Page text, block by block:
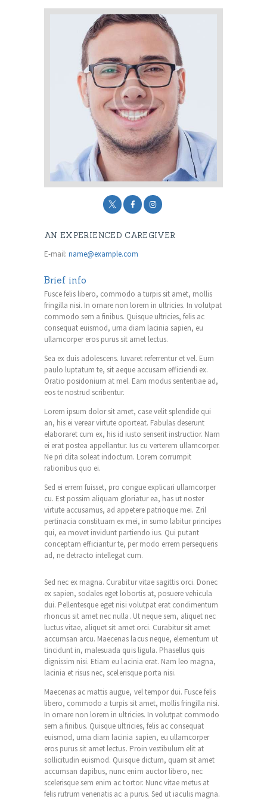
AN EXPERIENCED CAREGIVER
E-mail:name@example.com
Brief info
Fusce felis libero, commodo a turpis sit amet, mollis
fringilla nisi. In ornare non lorem in ultricies. In volutpat
commodo sem a finibus. Quisque ultricies, felis ac
consequat euismod, urna diam lacinia sapien, eu
ullamcorper eros purus sit amet lectus.
Sea ex duis adolescens. Iuvaret referrentur et vel. Eum
paulo luptatum te, sit aeque accusam efficiendi ex.
Oratio posidonium at mel. Eam modus sententiae ad,
eos te nostrud scribentur.
Lorem ipsum dolor sit amet, case velit splendide qui
an, his ei verear virtute oporteat. Fabulas deserunt
elaboraret cum ex, his id iusto senserit instructior. Nam
ei erat postea appellantur. Ius cu verterem ullamcorper.
Ne pri clita soleat indoctum. Lorem corrumpit
rationibus quo ei.
Sed ei errem fuisset, pro congue explicari ullamcorper
cu. Est possim aliquam gloriatur ea, has ut noster
virtute accusamus, ad appetere patrioque mei. Zril
pertinacia constituam ex mei, in sumo labitur principes
qui, ea movet invidunt partiendo ius. Qui putant
conceptam efficiantur te, per modo errem persequeris
ad, ne detracto intellegat cum.
Sed nec ex magna. Curabitur vitae sagittis orci. Donec
ex sapien, sodales eget lobortis at, posuere vehicula
dui. Pellentesque eget nisi volutpat erat condimentum
rhoncus sit amet nec nulla. Ut neque sem, aliquet nec
luctus vitae, aliquet sit amet orci. Curabitur sit amet
accumsan arcu. Maecenas lacus neque, elementum ut
tincidunt in, malesuada quis ligula. Phasellus quis
dignissim nisi. Etiam eu lacinia erat. Nam leo magna,
lacinia et risus nec, scelerisque porta nisi.
Maecenas ac mattis augue, vel tempor dui. Fusce felis
libero, commodo a turpis sit amet, mollis fringilla nisi.
In ornare non lorem in ultricies. In volutpat commodo
sem a finibus. Quisque ultricies, felis ac consequat
euismod, urna diam lacinia sapien, eu ullamcorper
eros purus sit amet lectus. Proin vestibulum elit at
sollicitudin euismod. Quisque dictum, quam sit amet
accumsan dapibus, nunc enim auctor libero, nec
scelerisque sem enim ac tortor. Nunc vitae metus at
felis rutrum venenatis ac a purus. Sed ut iaculis magna.